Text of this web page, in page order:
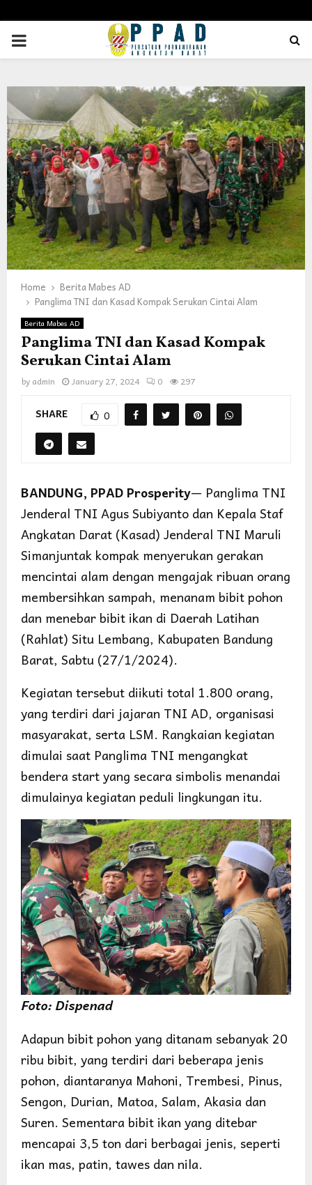
PRIMARY
Home
Berita Mabes AD
Panglima TNI dan Kasad Kompak Serukan Cintai Alam
Berita Mabes AD
Panglima TNI dan Kasad Kompak
Serukan Cintai Alam
by admin January 27, 2024 0 297
SHARE 0
BANDUNG, PPAD Prosperity— Panglima TNI
Jenderal TNI Agus Subiyanto dan Kepala Staf
Angkatan Darat (Kasad) Jenderal TNI Maruli
Simanjuntak kompak menyerukan gerakan
mencintai alam dengan mengajak ribuan orang
membersihkan sampah, menanam bibit pohon
dan menebar bibit ikan di Daerah Latihan
(Rahlat) Situ Lembang, Kabupaten Bandung
Barat, Sabtu (27/1/2024).
Kegiatan tersebut diikuti total 1.800 orang,
yang terdiri dari jajaran TNI AD, organisasi
masyarakat, serta LSM. Rangkaian kegiatan
dimulai saat Panglima TNI mengangkat
bendera start yang secara simbolis menandai
dimulainya kegiatan peduli lingkungan itu.
Foto: Dispenad
Adapun bibit pohon yang ditanam sebanyak 20
ribu bibit, yang terdiri dari beberapa jenis
pohon, diantaranya Mahoni, Trembesi, Pinus,
Sengon, Durian, Matoa, Salam, Akasia dan
Suren. Sementara bibit ikan yang ditebar
mencapai 3,5 ton dari berbagai jenis, seperti
ikan mas, patin, tawes dan nila.